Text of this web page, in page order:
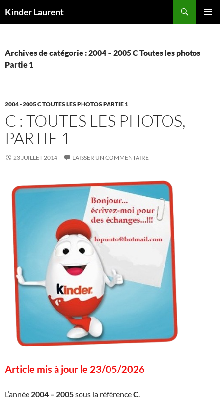
auKinder Laurent
Archives de catégorie : 2004 – 2005 C Toutes les photos
Partie 1
2004 - 2005 C TOUTES LES PHOTOS PARTIE 1
C : TOUTES LES PHOTOS,
PARTIE 1
23 JUILLET 2014 LAISSER UN COMMENTAIRE
Article mis à jour le 23/05/2026
L’année 2004 – 2005sous la référenceC